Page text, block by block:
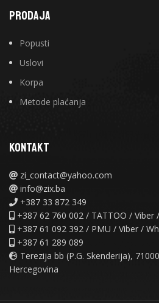
PRODAJA
Popusti
Uslovi
Korpa
Metode plaćanja
KONTAKT
zi_contact@yahoo.com
info@zix.ba
+387 33 872 349
+387 62 760 002 / TATTOO / Viber
+387 61 092 392 / PMU / Viber /
+387 61 289 089
Terezija bb (P.G. Skenderija),
Hercegovina